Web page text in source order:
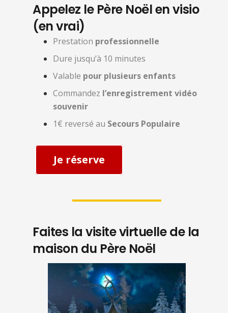
Appelez le Père Noël en visio
(en vrai)
Prestation professionnelle
Dure jusqu’à 10 minutes
Valable pour plusieurs enfants
Commandez l’enregistrement vidéo
souvenir
1€ reversé au Secours Populaire
Je réserve
Faites la visite virtuelle de la
maison du Père Noël